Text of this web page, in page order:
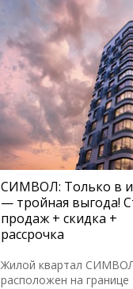
СИМВОЛ: Только в
— тройная выгода!
продаж + скидка +
рассрочка
Жилой квартал
расположен на границе